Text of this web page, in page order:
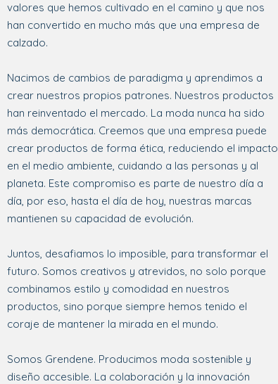
valores que hemos cultivado en el camino y que nos
han convertido en mucho más que una empresa de
calzado.
Nacimos de cambios de paradigma y aprendimos a
crear nuestros propios patrones. Nuestros productos
han reinventado el mercado. La moda nunca ha sido
más democrática. Creemos que una empresa puede
crear productos de forma ética, reduciendo el impacto
en el medio ambiente, cuidando a las personas y al
planeta. Este compromiso es parte de nuestro día a
día, por eso, hasta el día de hoy, nuestras marcas
mantienen su capacidad de evolución.
Juntos, desafiamos lo imposible, para transformar el
futuro. Somos creativos y atrevidos, no solo porque
combinamos estilo y comodidad en nuestros
productos, sino porque siempre hemos tenido el
coraje de mantener la mirada en el mundo.
Somos Grendene. Producimos moda sostenible y
diseño accesible. La colaboración y la innovación